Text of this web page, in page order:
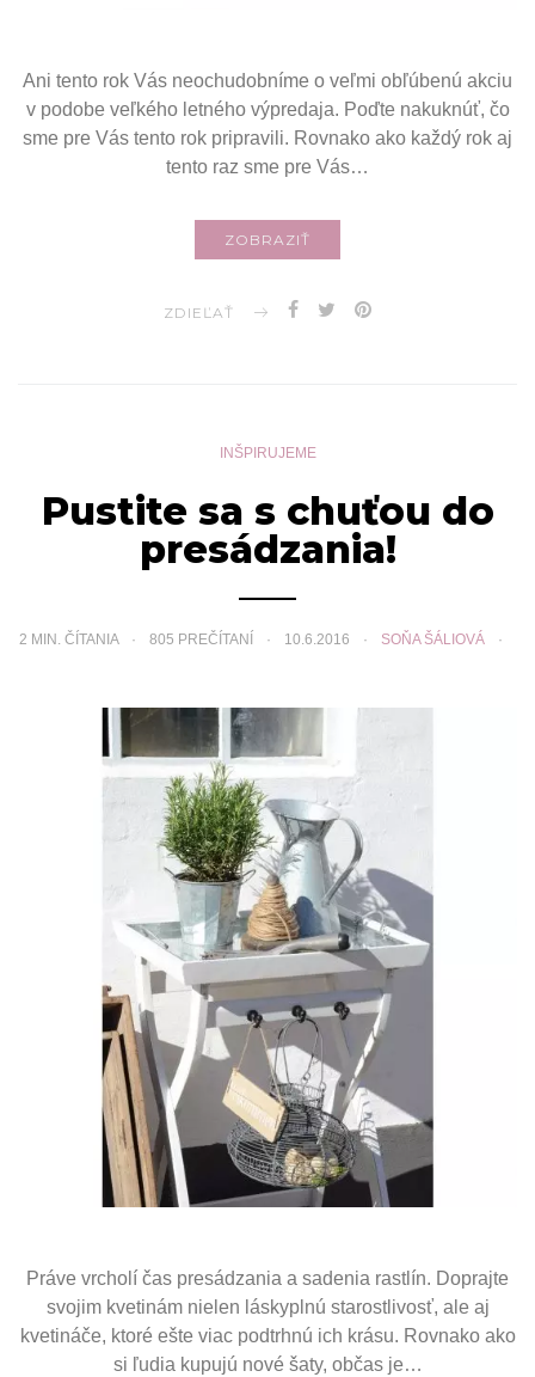
Ani tento rok Vás neochudobníme o veľmi obľúbenú akciu
v podobe veľkého letného výpredaja. Poďte nakuknúť, čo
sme pre Vás tento rok pripravili. Rovnako ako každý rok aj
tento raz sme pre Vás…
ZOBRAZIŤ
ZDIEĽAŤ
INŠPIRUJEME
Pustite sa s chuťou do
presádzania!
2 MIN. ČÍTANIA 805 PREČÍTANÍ 10.6.2016 SOŇA ŠÁLIOVÁ
Práve vrcholí čas presádzania a sadenia rastlín. Doprajte
svojim kvetinám nielen láskyplnú starostlivosť, ale aj
kvetináče, ktoré ešte viac podtrhnú ich krásu. Rovnako ako
si ľudia kupujú nové šaty, občas je…